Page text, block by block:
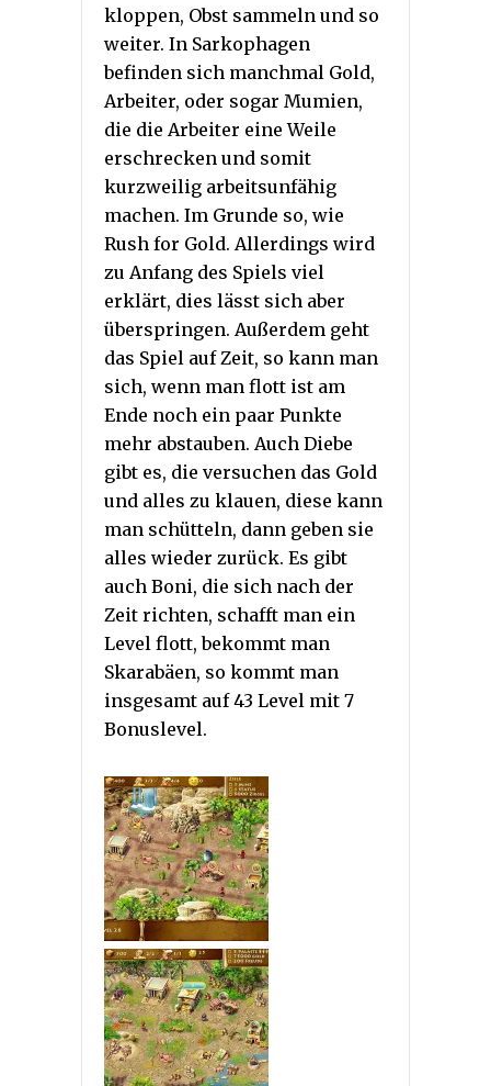
kloppen, Obst sammeln und so
weiter. In Sarkophagen
befinden sich manchmal Gold,
Arbeiter, oder sogar Mumien,
die die Arbeiter eine Weile
erschrecken und somit
kurzweilig arbeitsunfähig
machen. Im Grunde so, wie
Rush for Gold. Allerdings wird
zu Anfang des Spiels viel
erklärt, dies lässt sich aber
überspringen. Außerdem geht
das Spiel auf Zeit, so kann man
sich, wenn man flott ist am
Ende noch ein paar Punkte
mehr abstauben. Auch Diebe
gibt es, die versuchen das Gold
und alles zu klauen, diese kann
man schütteln, dann geben sie
alles wieder zurück. Es gibt
auch Boni, die sich nach der
Zeit richten, schafft man ein
Level flott, bekommt man
Skarabäen, so kommt man
insgesamt auf 43 Level mit 7
Bonuslevel.